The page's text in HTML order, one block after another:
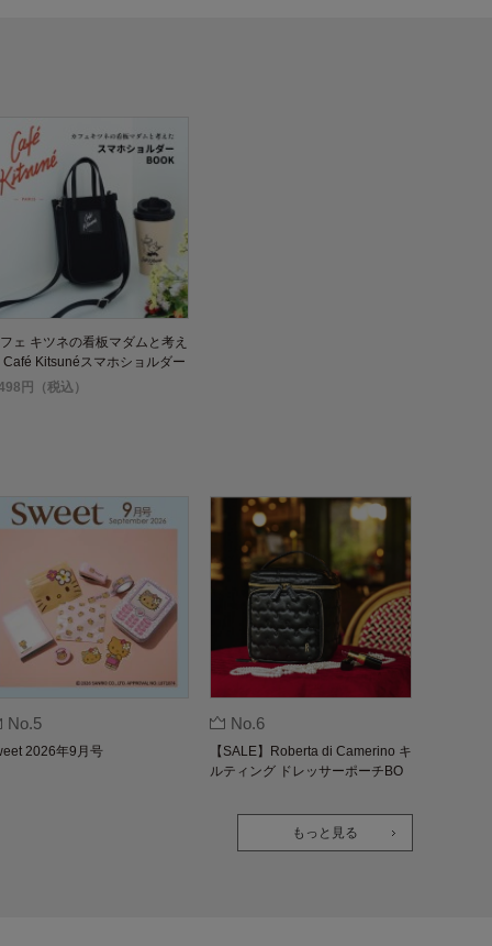
ェ キツネの看板マダムと考え
Café Kitsunéスマホショルダー
円（税込）
No.5
2026年9月号
No.6
【SALE】Roberta di Camerino キ
ルティング ドレッサーポーチBO
もっと見る